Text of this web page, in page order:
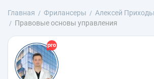
Главная Фрилансеры Алексей
Правовые основы управления